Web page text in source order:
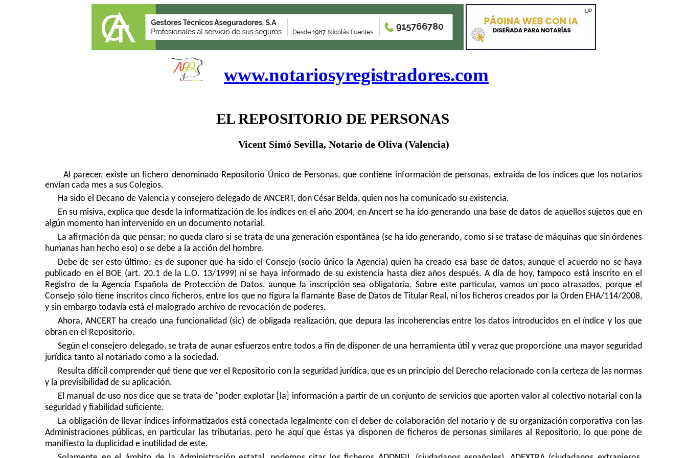
www.notariosyregistradores.com
EL REPOSITORIO DE PERSONAS
Vicent Simó Sevilla, Notariode Oliva (Valencia)
Al parecer, existe un fichero denominado Repositorio Único de Personas, que contiene información de personas, extraída de los índices que los notarios
envían cada mes a sus Colegios.
Ha sido el Decano de Valencia y consejero delegado de ANCERT, don César Belda, quien nos ha comunicado su existencia.
En su misiva, explica que desde la informatización de los índices en el año 2004, en Ancert se ha ido generando una base de datos de aquellos sujetos que en
algún momento han intervenido en un documento notarial.
La afirmación da que pensar; no queda claro si se trata de una generación espontánea (se ha ido generando, como si se tratase de máquinas que sin órdenes
humanas han hecho eso) o se debe a la acción del hombre.
Debe de ser esto último; es de suponer que ha sido el Consejo (socio único la Agencia) quien ha creado esa base de datos, aunque el acuerdo no se haya
publicado en el BOE (art. 20.1 de la L.O. 13/1999) ni se haya informado de su existencia hasta diez años después. A día de hoy, tampoco está inscrito en el
Registro de la Agencia Española de Protección de Datos, aunque la inscripción sea obligatoria. Sobre este particular, vamos un poco atrasados, porque el
Consejo sólo tiene inscritos cinco ficheros, entre los que no figura la flamante Base de Datos de Titular Real, ni los ficheros creados por la Orden EHA/114/2008,
y sin embargo todavía está el malogrado archivo de revocación de poderes.
Ahora, ANCERT ha creado una funcionalidad (sic) de obligada realización, que depura las incoherencias entre los datos introducidos en el índice y los que
obran en el Repositorio.
Según el consejero delegado, se trata de aunar esfuerzos entre todos a fin de disponer de una herramienta útil y veraz que proporcione una mayor seguridad
jurídica tanto al notariado como a la sociedad.
Resulta difícil comprender qué tiene que ver el Repositorio con la seguridad jurídica, que es un principio del Derecho relacionado con la certeza de las normas
y la previsibilidad de su aplicación.
El manual de uso nos dice que se trata de "poder explotar [la] información a partir de un conjunto de servicios que aporten valor al colectivo notarial con la
seguridad y fiabilidad suficiente.
La obligación de llevar índices informatizados está conectada legalmente con el deber de colaboración del notario y de su organización corporativa con las
Administraciones públicas, en particular las tributarias, pero he aquí que éstas ya disponen de ficheros de personas similares al Repositorio, lo que pone de
manifiesto la duplicidad e inutilidad de este.